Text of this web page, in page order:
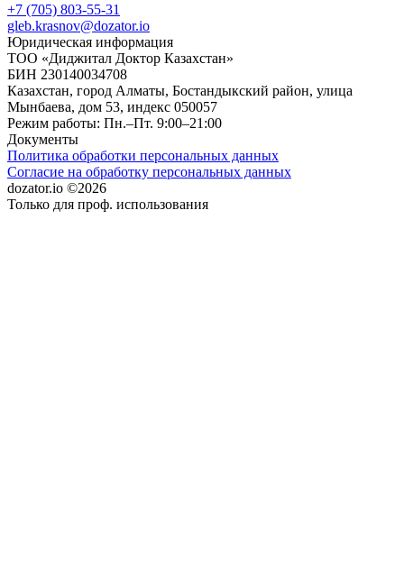
+7 (705) 803-55-31
gleb.krasnov@dozator.io
Юридическая информация
ТОО «Диджитал Доктор Казахстан»
БИН 230140034708
Казахстан, город Алматы, Бостандыкский район, улица
Мынбаева, дом 53, индекс 050057
Режим работы: Пн.–Пт. 9:00–21:00
Документы
Политика обработки персональных данных
Согласие на обработку персональных данных
dozator.io ©2026
Только для проф. использования